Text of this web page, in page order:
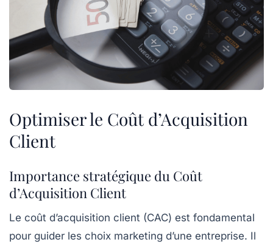
Optimiser le Coût d’Acquisition
Client
Importance stratégique du Coût
d’Acquisition Client
Le coût d’acquisition client (CAC) est fondamental
pour guider les choix marketing d’une entreprise. Il